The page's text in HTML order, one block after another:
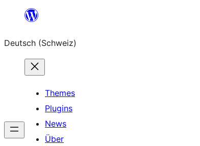
springen
Deutsch (Schweiz)
Themes
Plugins
News
Über